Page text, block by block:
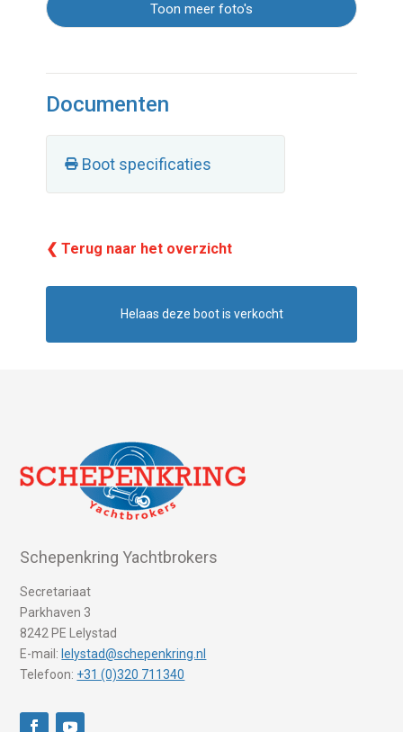
Toon meer foto's
Documenten
Boot specificaties
❮ Terug naar het overzicht
Helaas deze boot is verkocht
Schepenkring Yachtbrokers
Secretariaat
Parkhaven 3
8242 PE Lelystad
E-mail: lelystad@schepenkring.nl
Telefoon: +31 (0)320 711340